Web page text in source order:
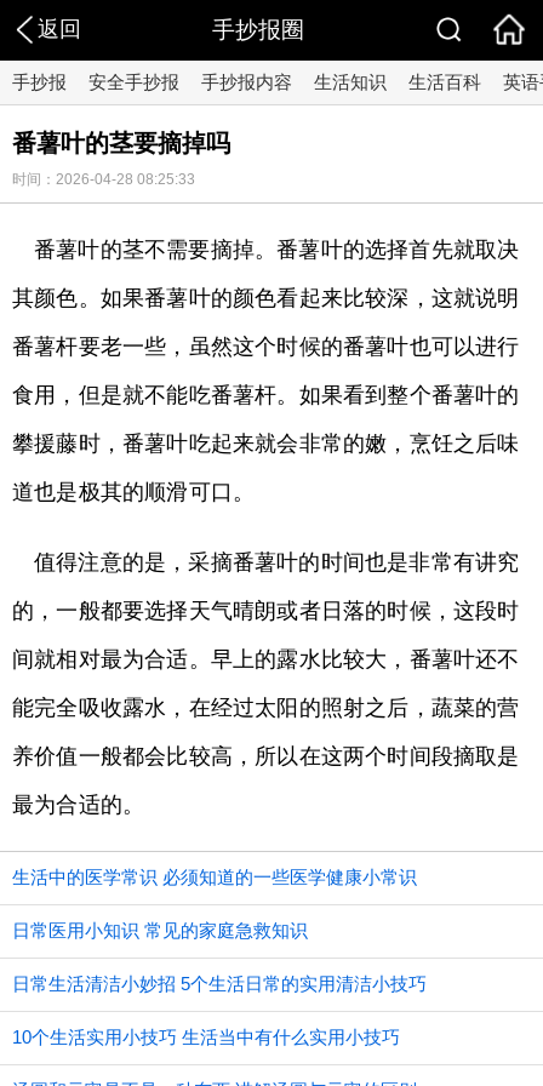
返回 手抄报圈
手抄报 安全手抄报 手抄报内容 生活知识 生活百科 英
番薯叶的茎要摘掉吗
时间：2026-04-28 08:25:33
番薯叶的茎不需要摘掉。番薯叶的选择首先就取决
其颜色。如果番薯叶的颜色看起来比较深，这就说明
番薯杆要老一些，虽然这个时候的番薯叶也可以进行
食用，但是就不能吃番薯杆。如果看到整个番薯叶的
攀援藤时，番薯叶吃起来就会非常的嫩，烹饪之后味
道也是极其的顺滑可口。
值得注意的是，采摘番薯叶的时间也是非常有讲究
的，一般都要选择天气晴朗或者日落的时候，这段时
间就相对最为合适。早上的露水比较大，番薯叶还不
能完全吸收露水，在经过太阳的照射之后，蔬菜的营
养价值一般都会比较高，所以在这两个时间段摘取是
最为合适的。
生活中的医学常识 必须知道的一些医学健康小常识
日常医用小知识 常见的家庭急救知识
日常生活清洁小妙招 5个生活日常的实用清洁小技巧
10个生活实用小技巧 生活当中有什么实用小技巧